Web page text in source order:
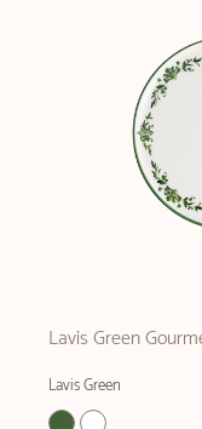
Lavis Green
Lavis Green